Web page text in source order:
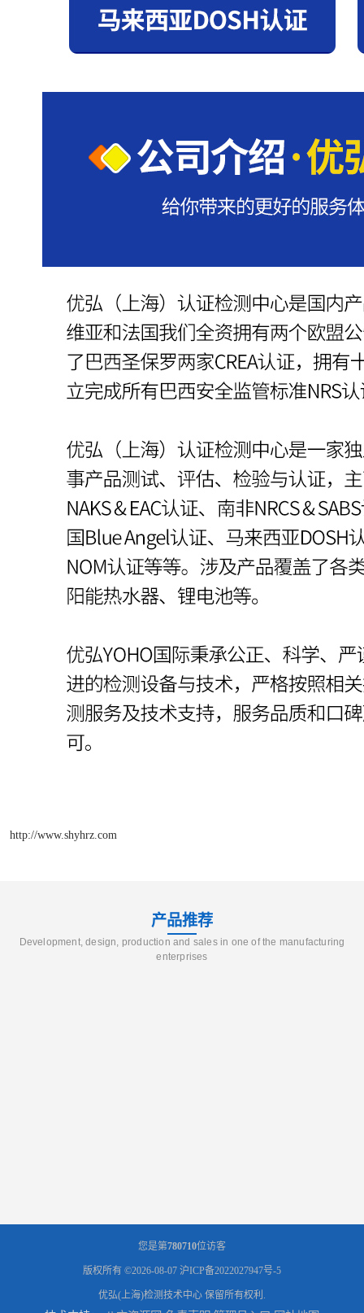
http://www.shyhrz.com
产品推荐
Development, design, production and sales in one of the manufacturing
enterprises
您是第780710位访客
版权所有 ©2026-08-07 沪ICP备2022027947号-5
优弘(上海)检测技术中心 保留所有权利.